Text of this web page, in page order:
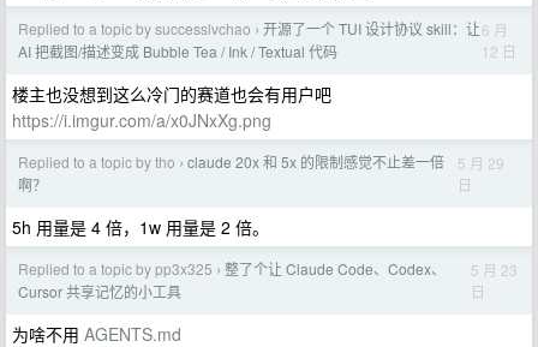
Replied to a topic by successlvchao › 开源了一个 TUI 设计协议 skill：让
AI 把截图/描述变成 Bubble Tea / Ink / Textual 代码
6 月
12 日
楼主也没想到这么冷门的赛道也会有用户吧
https://i.imgur.com/a/x0JNxXg.png
Replied to a topic by tho › claude 20x 和 5x 的限制感觉不止差一倍
啊？
5 月 29
日
5h 用量是 4 倍，1w 用量是 2 倍。
Replied to a topic by pp3x325 › 整了个让 Claude Code、Codex、
Cursor 共享记忆的小工具
5 月 23
日
为啥不用 AGENTS.md